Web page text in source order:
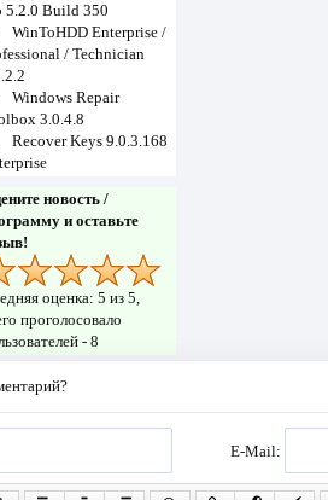
5.2.0 Build 350
WinToHDD Enterprise /
/ Technician
Windows Repair
3.0.4.8
Recover Keys 9.0.3.168
новость /
и оставьте
оценка: 5 из 5,
проголосовало
- 8
E-Mail: